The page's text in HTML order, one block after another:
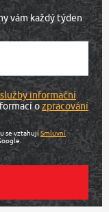
vám každý týden
informační
ozpracování
se vztahujíSmluvní